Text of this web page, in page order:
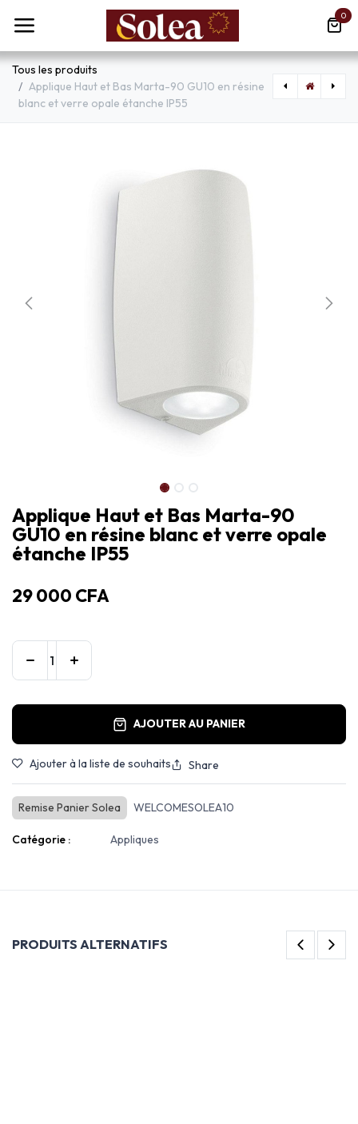
Se rendre au contenu
0
Tous les produits
Applique Haut et Bas Marta-90 GU10 en résine
blanc et verre opale étanche IP55
Applique Haut et Bas Marta-90
GU10 en résine blanc et verre opale
étanche IP55
29 000 CFA
AJOUTER AU PANIER
Ajouter à la liste de souhaits Share
Remise Panier Solea WELCOMESOLEA10
Catégorie : Appliques
PRODUITS ALTERNATIFS